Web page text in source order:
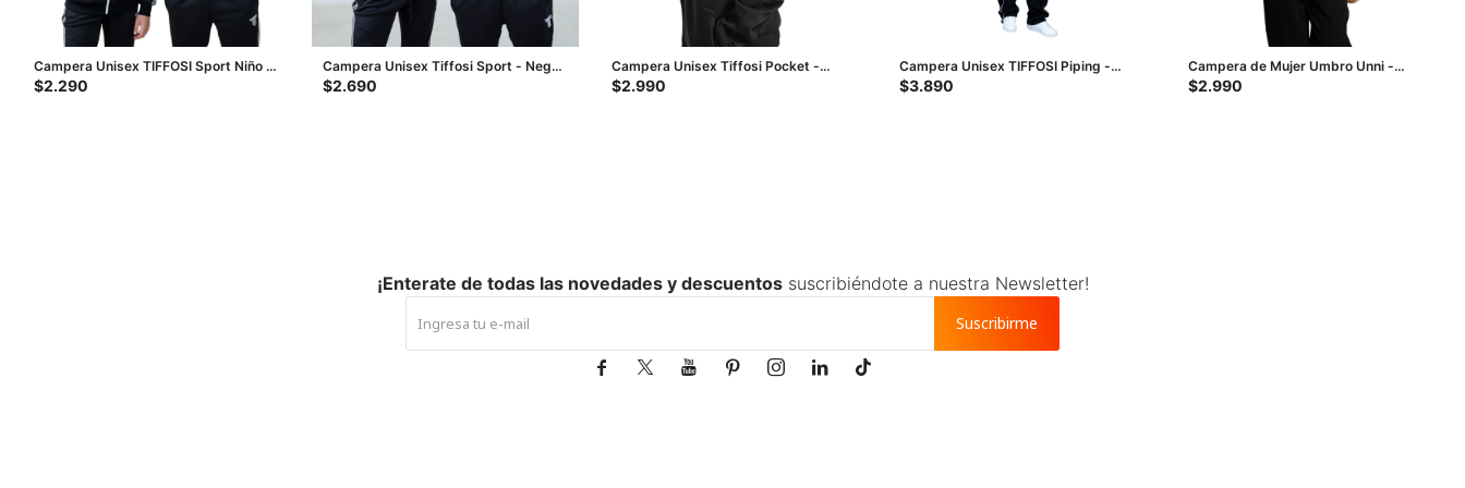
Campera Unisex TIFFOSI Sport Niño -
Negro - Blanco
$2.290
Campera Unisex Tiffosi Sport - Negro
- Blanco
$2.690
Campera Unisex Tiffosi Pocket -
Negro
$2.990
Campera Unisex TIFFOSI Piping -
Negro - Blanco
$3.890
Campera de Mujer Umbro Unni -
Negro
$2.990
¡Enterate de todas las novedades y descuentossuscribiéndote a nuestra Newsletter!
Suscribirme
      